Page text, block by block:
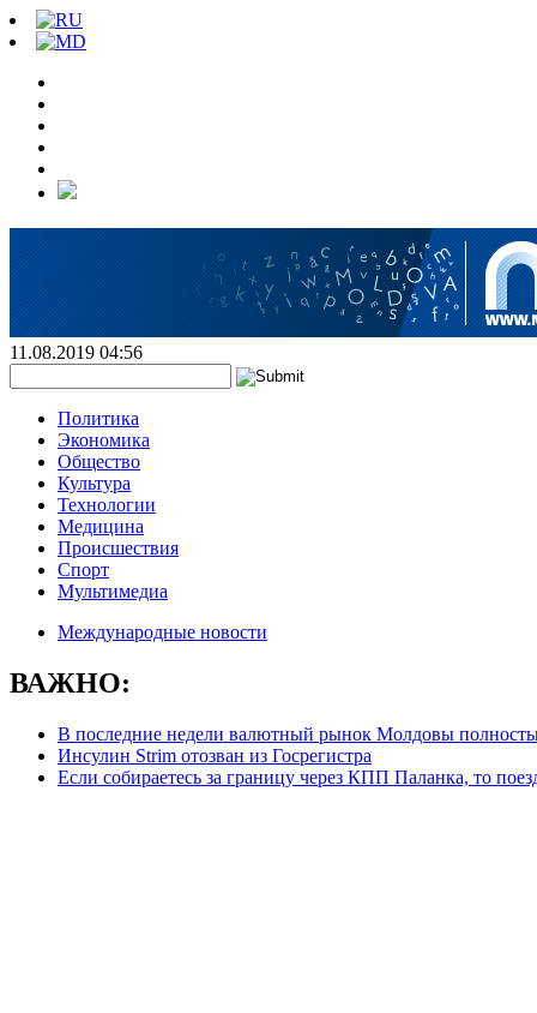
11.08.2019 04:56
Политика
Экономика
Общество
Культура
Технологии
Медицина
Происшествия
Спорт
Мультимедиа
Международные новости
ВАЖНО:
В последние недели валютный рынок Молдовы
Инсулин Strim отозван из Госрегистра
Если собираетесь за границу через КПП Паланка, то